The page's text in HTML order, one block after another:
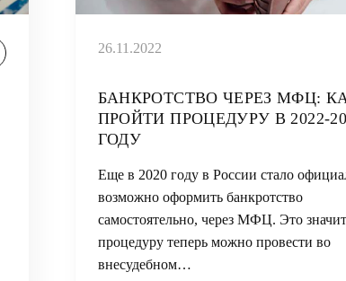
26.11.2022
БАНКРОТСТВО ЧЕРЕЗ МФЦ:
ПРОЙТИ ПРОЦЕДУРУ В 2022-
ГОДУ
Еще в 2020 году в России стало
возможно оформить банкротство
самостоятельно, через МФЦ. Это
процедуру теперь можно провести во
внесудебном…